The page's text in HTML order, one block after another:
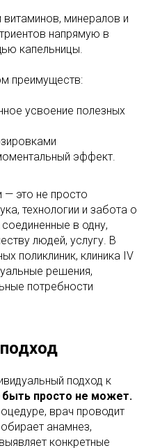
витаминов, минералов и
напрямую в
капельницы.
преимуществ:
усвоение полезных
эффект.
— это не просто
технологии и забота о
в одну,
людей, услугу. В
поликлиник, клиника IV
решения,
потребности
подход к
быть просто не может.
врач проводит
анамнез,
конкретные